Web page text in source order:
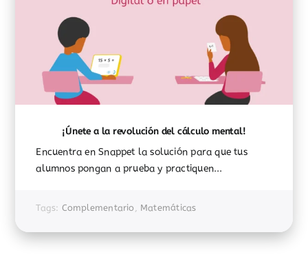
¡Únete a la revolución del cálculo mental!
Encuentra en Snappet la solución para que tus
alumnos pongan a prueba y practiquen...
Tags: Complementario, Matemáticas